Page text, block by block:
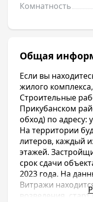
Комнатность
Общая
Если вы
жилого
Строительные
Прикубанском
обход) по адресу:
На территории
литеров, каждый
этажей.
срок сдачи
2023 года. На
Витражи
возведения,